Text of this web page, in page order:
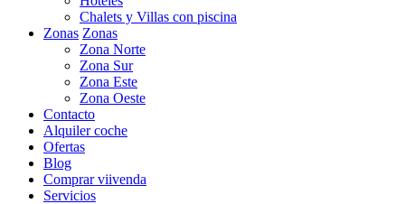
Chalets y Villas con piscina
Zonas Zonas
Zona Norte
Zona Sur
Zona Este
Zona Oeste
Contacto
Alquiler coche
Ofertas
Blog
Comprar viivenda
Servicios